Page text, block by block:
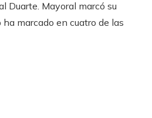
Duarte. Mayoral marcó su
marcado en cuatro de las